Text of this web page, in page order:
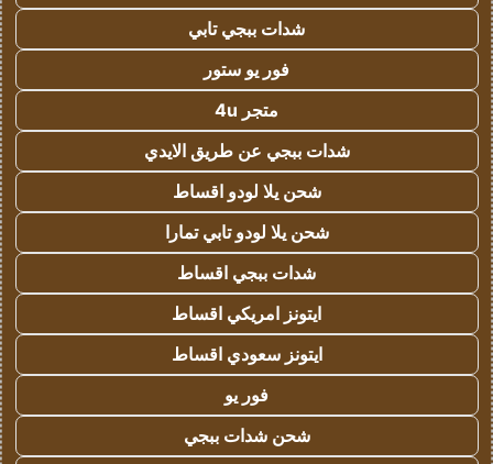
شدات ببجي تابي
فور يو ستور
متجر 4u
شدات ببجي عن طريق الايدي
شحن يلا لودو اقساط
شحن يلا لودو تابي تمارا
شدات ببجي اقساط
ايتونز امريكي اقساط
ايتونز سعودي اقساط
فور يو
شحن شدات ببجي